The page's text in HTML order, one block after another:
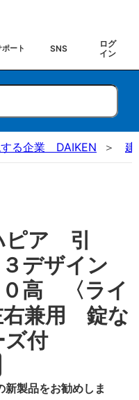
ポート SNS
ログ
イン
する企業 DAIKEN 建
ピア 引
デザイン
高 〈ライ
右兼用 錠な
付
製品をお勧めしま